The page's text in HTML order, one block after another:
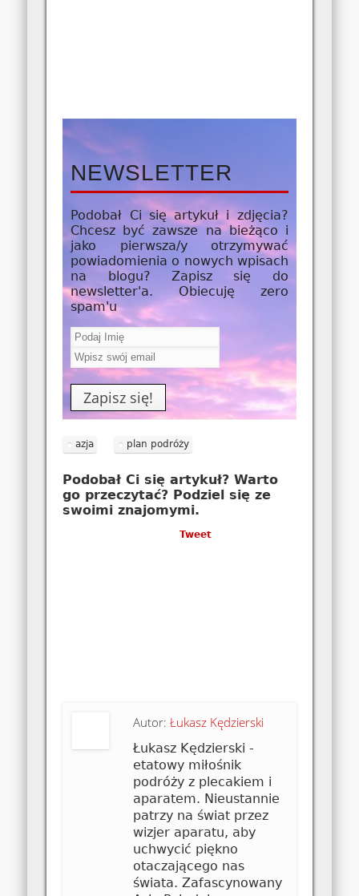
NEWSLETTER
Podobał Ci się artykuł i zdjęcia?
Chcesz być zawsze na bieżąco i
jako pierwsza/yotrzymywać
powiadomienia o nowych wpisach
na blogu? Zapisz się do
newsletter'a. Obiecuję zero
spam'u
azja plan podróży
Podobał Ci się artykuł? Warto
go przeczytać? Podziel się ze
swoimi znajomymi.
Tweet
Autor:Łukasz Kędzierski
Łukasz Kędzierski -
etatowy miłośnik
podróży z plecakiem i
aparatem. Nieustannie
patrzy na świat przez
wizjer aparatu, aby
uchwycić piękno
otaczającego nas
świata. Zafascynowany